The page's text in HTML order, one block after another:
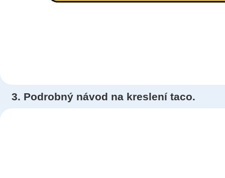
3. Podrobný návod na kreslení taco.